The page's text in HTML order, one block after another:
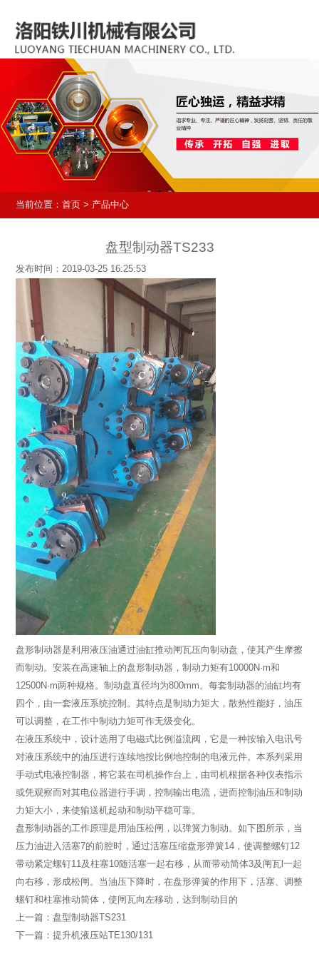
当前位置：首页 > 产品中心
盘型制动器TS233
发布时间：2019-03-25 16:25:53
盘形制动器是利用液压油通过油缸推动闸瓦压向制动盘，使其产生摩擦
而制动。安装在高速轴上的盘形制动器，制动力矩有10000N·m和
12500N·m两种规格。制动盘直径均为800mm。每套制动器的油缸均有
四个，由一套液压系统控制。其特点是制动力矩大，散热性能好，油压
可以调整，在工作中制动力矩可作无级变化。
在液压系统中，设计选用了电磁式比例溢流阀，它是一种按输入电讯号
对液压系统中的油压进行连续地按比例地控制的电液元件。本系列采用
手动式电液控制器，将它装在司机操作台上，由司机根据各种仪表指示
或凭观察而对其电位器进行手调，控制输出电流，进而控制油压和制动
力矩大小，来使输送机起动和制动平稳可靠。
盘形制动器的工作原理是用油压松闸，以弹簧力制动。如下图所示，当
压力油进入活塞7的前腔时，通过活塞压缩盘形弹簧14，使调整螺钉12
带动紧定螺钉11及柱塞10随活塞一起右移，从而带动简体3及闸瓦l一起
向右移，形成松闸。当油压下降时，在盘形弹簧的作用下，活塞、调整
螺钉和柱塞推动简体，使闸瓦向左移动，达到制动目的
上一篇：盘型制动器TS231
下一篇：提升机液压站TE130/131